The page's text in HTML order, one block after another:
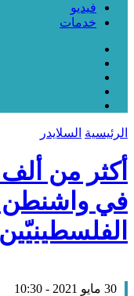
فيديو
خدمات
الرئيسية السلايدر
أكثر من
في واشنطن
الفلسطينيّين
30 مايو 2021 - 10:30